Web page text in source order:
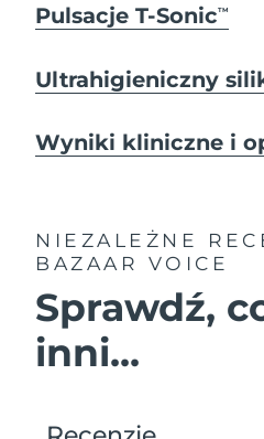
Pulsacje T-SonicTM
Ultrahigieniczny
Wyniki kliniczne i
NIEZALEŻNE
BAZAAR VOICE
Sprawdź,
inni...